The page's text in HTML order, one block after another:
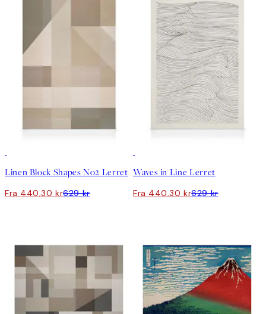
Linen Block Shapes No2 Lerret
Fra 440,30 kr629 kr
Waves in Line Lerret
Fra 440,30 kr629 kr